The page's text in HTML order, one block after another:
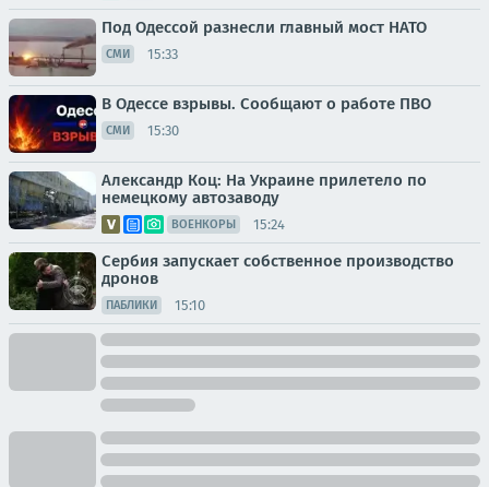
Под Одессой разнесли главный мост НАТО
СМИ 15:33
В Одессе взрывы. Сообщают о работе ПВО
СМИ 15:30
Александр Коц: На Украине прилетело по
немецкому автозаводу
ВОЕНКОРЫ 15:24
Сербия запускает собственное производство
дронов
ПАБЛИКИ 15:10